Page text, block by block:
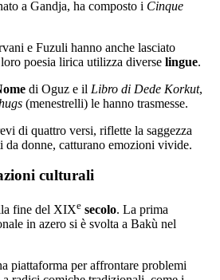
a Gandja, ha composto i Cinque
e Fuzuli hanno anche lasciato
poesia lirica utilizza diverse lingue.
di Oguz e il Libro di Dede Korkut,
(menestrelli) le hanno trasmesse.
di quattro versi, riflette la saggezza
da donne, catturano emozioni vivide.
culturali
fine del XIXe secolo. La prima
in azero si è svolta a Bakù nel
piattaforma per affrontare problemi